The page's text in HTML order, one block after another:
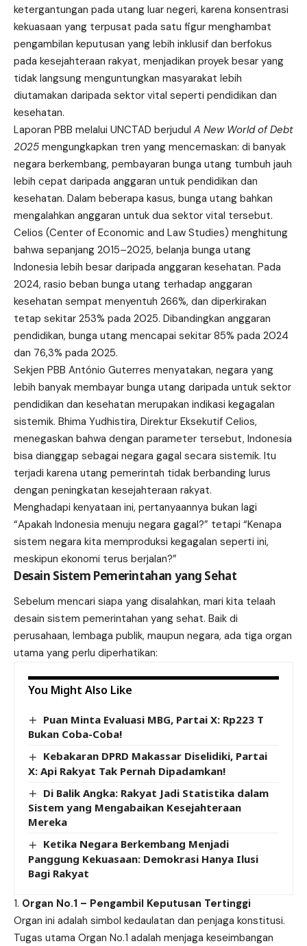
ketergantungan pada utang luar negeri, karena konsentrasi
kekuasaan yang terpusat pada satu figur menghambat
pengambilan keputusan yang lebih inklusif dan berfokus
pada kesejahteraan rakyat, menjadikan proyek besar yang
tidak langsung menguntungkan masyarakat lebih
diutamakan daripada sektor vital seperti pendidikan dan
kesehatan.
Laporan PBB melalui UNCTAD berjudul A New World of Debt
2025 mengungkapkan tren yang mencemaskan: di banyak
negara berkembang, pembayaran bunga utang tumbuh jauh
lebih cepat daripada anggaran untuk pendidikan dan
kesehatan. Dalam beberapa kasus, bunga utang bahkan
mengalahkan anggaran untuk dua sektor vital tersebut.
Celios (Center of Economic and Law Studies) menghitung
bahwa sepanjang 2015–2025, belanja bunga utang
Indonesia lebih besar daripada anggaran kesehatan. Pada
2024, rasio beban bunga utang terhadap anggaran
kesehatan sempat menyentuh 266%, dan diperkirakan
tetap sekitar 253% pada 2025. Dibandingkan anggaran
pendidikan, bunga utang mencapai sekitar 85% pada 2024
dan 76,3% pada 2025.
Sekjen PBB António Guterres menyatakan, negara yang
lebih banyak membayar bunga utang daripada untuk sektor
pendidikan dan kesehatan merupakan indikasi kegagalan
sistemik. Bhima Yudhistira, Direktur Eksekutif Celios,
menegaskan bahwa dengan parameter tersebut, Indonesia
bisa dianggap sebagai negara gagal secara sistemik. Itu
terjadi karena utang pemerintah tidak berbanding lurus
dengan peningkatan kesejahteraan rakyat.
Menghadapi kenyataan ini, pertanyaannya bukan lagi
“Apakah Indonesia menuju negara gagal?” tetapi “Kenapa
sistem negara kita memproduksi kegagalan seperti ini,
meskipun ekonomi terus berjalan?”
Desain Sistem Pemerintahan yang Sehat
Sebelum mencari siapa yang disalahkan, mari kita telaah
desain sistem pemerintahan yang sehat. Baik di
perusahaan, lembaga publik, maupun negara, ada tiga organ
utama yang perlu diperhatikan:
You Might Also Like
Puan Minta Evaluasi MBG, Partai X: Rp223 T
Bukan Coba-Coba!
Kebakaran DPRD Makassar Diselidiki, Partai
X: Api Rakyat Tak Pernah Dipadamkan!
Di Balik Angka: Rakyat Jadi Statistika dalam
Sistem yang Mengabaikan Kesejahteraan
Mereka
Ketika Negara Berkembang Menjadi
Panggung Kekuasaan: Demokrasi Hanya Ilusi
Bagi Rakyat
Organ No.1 – Pengambil Keputusan Tertinggi
Organ ini adalah simbol kedaulatan dan penjaga konstitusi.
Tugas utama Organ No.1 adalah menjaga keseimbangan